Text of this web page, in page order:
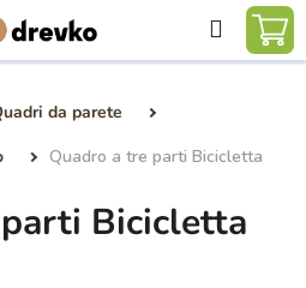
Ricerca
da parete
Quadro a tre parti Bicicletta
Bicicletta